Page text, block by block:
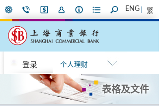
ENG 繁
登录 个人理财
表格及文件